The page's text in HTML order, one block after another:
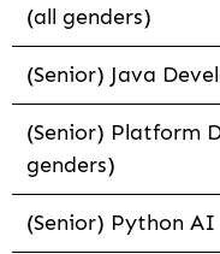
(all genders)
(Senior) Java
(Senior) Platform
genders)
(Senior) Python